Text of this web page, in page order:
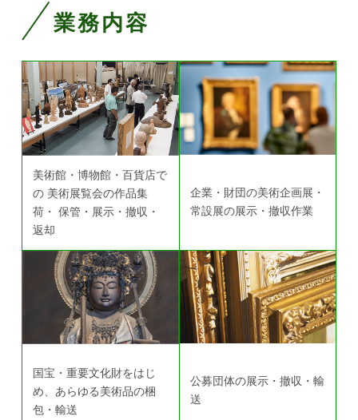
業務内容
美術館・博物館・百貨店で
の 美術展覧会の作品集
荷・ 保管・展示・撤収・
返却
企業・財団の美術企画展・
常設展の展示・撤収作業
国宝・重要文化財をはじ
め、 あらゆる美術品の梱
包・輸送
公募団体の展示・撤収・輸
送